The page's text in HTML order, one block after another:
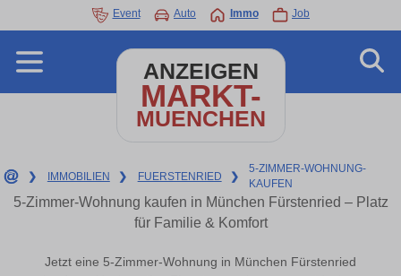
Event Auto Immo Job
ANZEIGEN
MARKT-
MUENCHEN
❯ IMMOBILIEN ❯ FUERSTENRIED ❯
5-ZIMMER-WOHNUNG-
KAUFEN
5-Zimmer-Wohnung kaufen in München Fürstenried – Platz
für Familie & Komfort
Jetzt eine 5-Zimmer-Wohnung in München Fürstenried